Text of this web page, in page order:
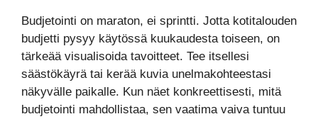
Budjetointi on maraton, ei sprintti. Jotta kotitalouden
budjetti pysyy käytössä kuukaudesta toiseen, on
tärkeää visualisoida tavoitteet. Tee itsellesi
säästökäyrä tai kerää kuvia unelmakohteestasi
näkyvälle paikalle. Kun näet konkreettisesti, mitä
budjetointi mahdollistaa, sen vaatima vaiva tuntuu